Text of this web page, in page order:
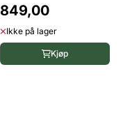
849,00
Ikke på lager
Kjøp